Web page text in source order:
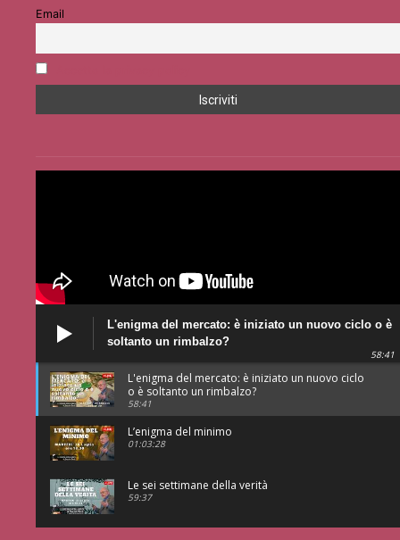
Email
L'enigma del mercato: è iniziato un nuovo ciclo o è
soltanto un rimbalzo?
58:41
L'enigma del mercato: è iniziato un nuovo ciclo
o è soltanto un rimbalzo?
58:41
L’enigma del minimo
01:03:28
Le sei settimane della verità
59:37